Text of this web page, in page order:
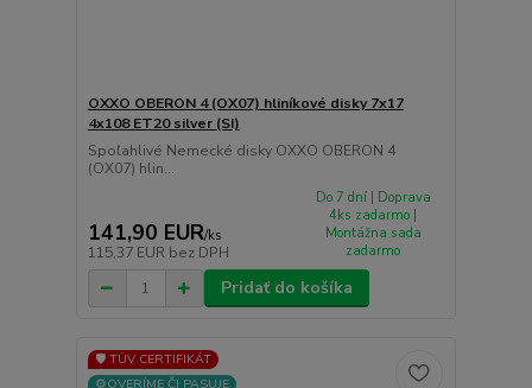
OXXO OBERON 4 (OX07) hliníkové disky 7x17
4x108 ET20 silver (SI)
Spoľahlivé Nemecké disky OXXO OBERON 4
(OX07) hlin...
141,90 EUR/ks
115,37 EUR bez DPH
Do 7 dní | Doprava
4ks zadarmo |
Montážna sada
zadarmo
Pridať do košíka
🛡️ TÜV CERTIFIKÁT
⚙️OVERÍME ČI PASUJE